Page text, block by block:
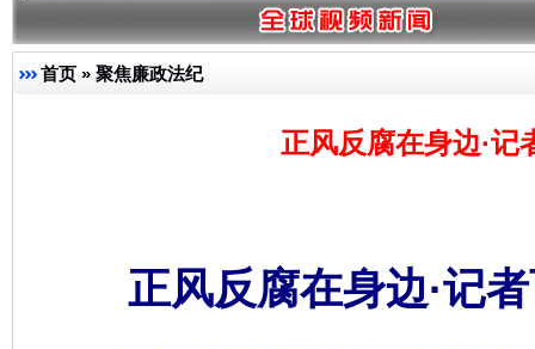
首页 » 聚焦廉政法纪
正风反腐在身边·
正风反腐在身边·记